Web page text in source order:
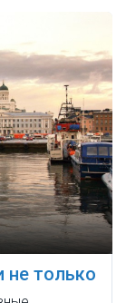
не только